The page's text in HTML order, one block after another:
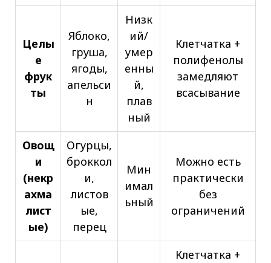
Целы
е
фрук
ты
Яблоко,
груша,
ягоды,
апельси
н
Низк
ий/
умер
енны
й,
плав
ный
Клетчатка +
полифенолы
замедляют
всасывание
Овощ
и
(некр
ахма
лист
ые)
Огурцы,
броккол
и,
листов
ые,
перец
Мин
имал
ьный
Можно есть
практически
без
ограничений
Клетчатка +